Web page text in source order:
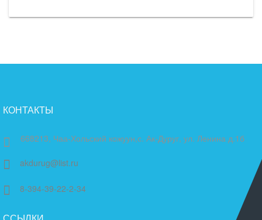
КОНТАКТЫ
668213, Чаа-Хольский кожуун,с. Ак-Дуруг, ул. Ленина д.1б
akdurug@list.ru
8-394-39-22-2-34